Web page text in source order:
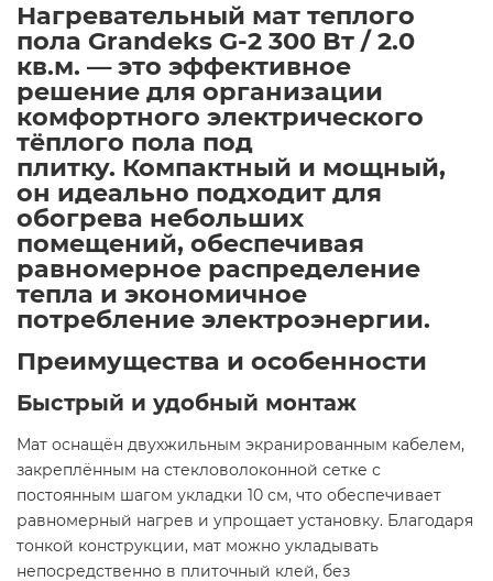
Нагревательный мат теплого
пола Grandeks G-2 300 Вт / 2.0
кв.м. — это эффективное
решение для организации
комфортного электрического
тёплого пола под
плитку. Компактный и мощный,
он идеально подходит для
обогрева небольших
помещений, обеспечивая
равномерное распределение
тепла и экономичное
потребление электроэнергии.​
Преимущества и особенности
Быстрый и удобный монтаж
Мат оснащён двухжильным экранированным кабелем,
закреплённым на стекловолоконной сетке с
постоянным шагом укладки 10 см, что обеспечивает
равномерный нагрев и упрощает установку. Благодаря
тонкой конструкции, мат можно укладывать
непосредственно в плиточный клей, без